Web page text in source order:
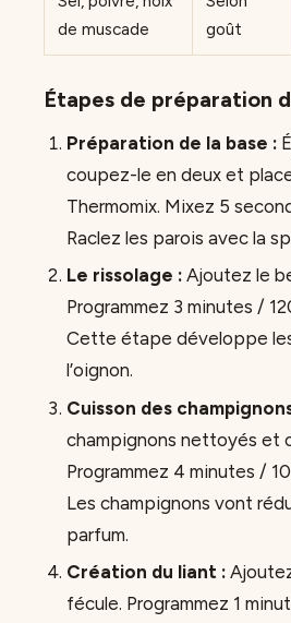
de muscade
goût
Étapes de préparation
Préparation de la base :
coupez-le en deux et
Thermomix. Mixez 5
Raclez les parois avec la
Le rissolage :Ajoutez le
Programmez 3 minutes /
Cette étape développe
l’oignon.
Cuisson des
champignons nettoyés et
Programmez 4 minutes /
Les champignons vont
parfum.
Création du liant :
fécule. Programmez 1